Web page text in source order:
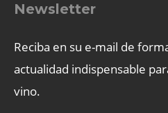
Newsletter
Reciba en su e-mail de
actualidad indispensable
vino.